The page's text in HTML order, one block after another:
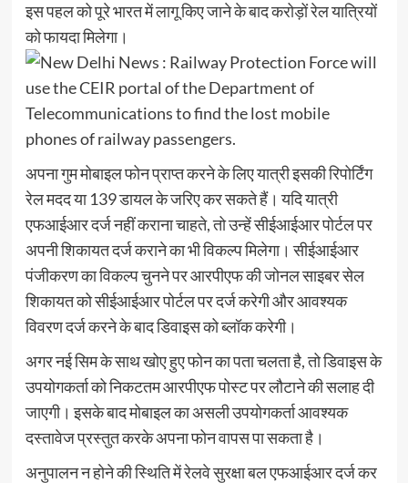
इस पहल को पूरे भारत में लागू किए जाने के बाद करोड़ों रेल यात्रियों
को फायदा मिलेगा।
अपना गुम मोबाइल फोन प्राप्त करने के लिए यात्री इसकी रिपोर्टिंग
रेल मदद या 139 डायल के जरिए कर सकते हैं। यदि यात्री
एफआईआर दर्ज नहीं कराना चाहते, तो उन्हें सीईआईआर पोर्टल पर
अपनी शिकायत दर्ज कराने का भी विकल्प मिलेगा। सीईआईआर
पंजीकरण का विकल्प चुनने पर आरपीएफ की जोनल साइबर सेल
शिकायत को सीईआईआर पोर्टल पर दर्ज करेगी और आवश्यक
विवरण दर्ज करने के बाद डिवाइस को ब्लॉक करेगी।
अगर नई सिम के साथ खोए हुए फोन का पता चलता है, तो डिवाइस के
उपयोगकर्ता को निकटतम आरपीएफ पोस्ट पर लौटाने की सलाह दी
जाएगी। इसके बाद मोबाइल का असली उपयोगकर्ता आवश्यक
दस्तावेज प्रस्तुत करके अपना फोन वापस पा सकता है।
अनुपालन न होने की स्थिति में रेलवे सुरक्षा बल एफआईआर दर्ज कर